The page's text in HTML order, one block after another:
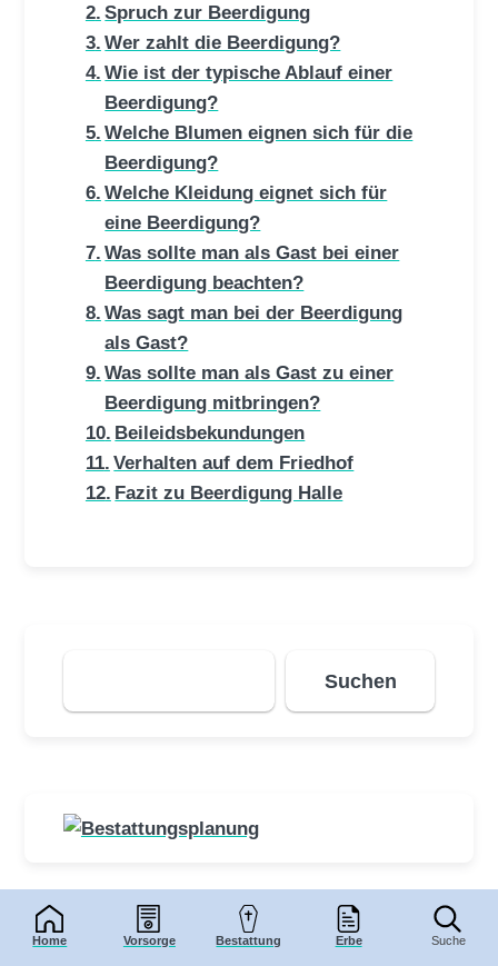
Home Vorsorge Bestattung Erbe Suche
Spruch zur Beerdigung
Wer zahlt die Beerdigung?
Wie ist der typische Ablauf einer
Beerdigung?
Welche Blumen eignen sich für die
Beerdigung?
Welche Kleidung eignet sich für
eine Beerdigung?
Was sollte man als Gast bei einer
Beerdigung beachten?
Was sagt man bei der Beerdigung
als Gast?
Was sollte man als Gast zu einer
Beerdigung mitbringen?
Beileidsbekundungen
Verhalten auf dem Friedhof
Fazit zu Beerdigung Halle
Suchen
Suchen
Kategorien